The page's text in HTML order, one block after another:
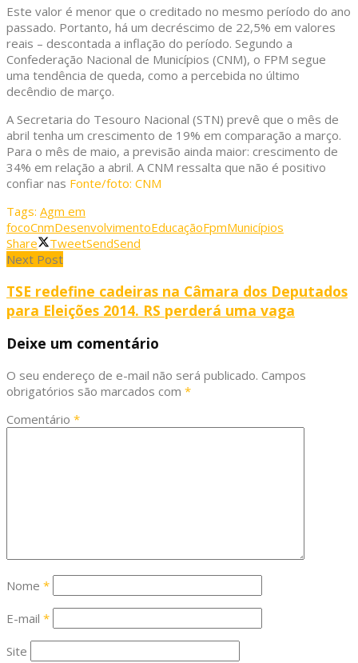
Este valor é menor que o creditado no mesmo período do ano
passado. Portanto, há um decréscimo de 22,5% em valores
reais – descontada a inflação do período. Segundo a
Confederação Nacional de Municípios (CNM), o FPM segue
uma tendência de queda, como a percebida no último
decêndio de março.
A Secretaria do Tesouro Nacional (STN) prevê que o mês de
abril tenha um crescimento de 19% em comparação a março.
Para o mês de maio, a previsão ainda maior: crescimento de
34% em relação a abril. A CNM ressalta que não é positivo
confiar nas Fonte/foto: CNM
Tags: Agm em
focoCnmDesenvolvimentoEducaçãoFpmMunicípios
Share
TweetSendSend
Next Post
TSE redefine cadeiras na Câmara dos Deputados
para Eleições 2014. RS perderá uma vaga
Deixe um comentário
O seu endereço de e-mail não será publicado. Campos
obrigatórios são marcados com *
Comentário *
Nome *
E-mail *
Site